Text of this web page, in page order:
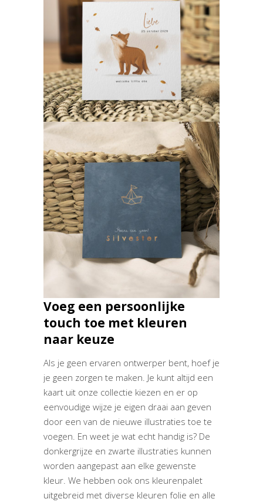
Voeg een persoonlijke
touch toe met kleuren
naar keuze
Als je geen ervaren ontwerper bent, hoef je
je geen zorgen te maken. Je kunt altijd een
kaart uit onze collectie kiezen en er op
eenvoudige wijze je eigen draai aan geven
door een van de nieuwe illustraties toe te
voegen. En weet je wat echt handig is? De
donkergrijze en zwarte illustraties kunnen
worden aangepast aan elke gewenste
kleur. We hebben ook ons kleurenpalet
uitgebreid met diverse kleuren folie en alle